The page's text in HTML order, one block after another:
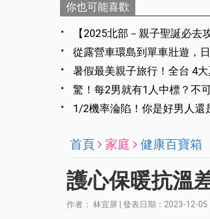
你也可能喜歡
【2025北部－親子聖誕必
的遊樂場！
從露營車環島到單車壯遊，
韌性的孩子
暑假最美親子旅行！全台 4
驚！每2男就有1人中標？不
1/2機率淪陷！你是好男人還
首頁 家庭 健康百寶箱
護心保暖抗溫
作者： 林宜屏 | 發表日期：2023-12-05